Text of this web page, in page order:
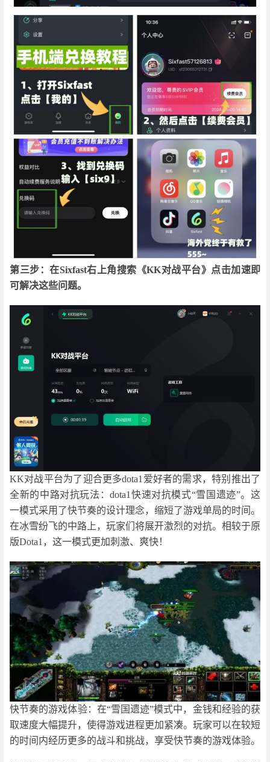
第三步：在Sixfast右上角搜索《KK对战平台》点击加速即
可解决这些问题。
KK对战平台为了迎合更多dota1爱好者的需求，特别推出了
全新的中路对抗玩法：dota1快速对抗模式“雪国遗迹”。这
一模式采用了快节奏的设计理念，缩短了游戏单局的时间。
在冰雪纷飞的中路上，玩家们将展开激烈的对抗。相较于原
版Dota1，这一模式更加刺激、爽快！
快节奏的游戏体验：在“雪国遗迹”模式中，金钱和经验的获
取速度大幅提升，使得游戏进程更加紧凑。玩家可以在较短
的时间内经历更多的战斗和挑战，享受快节奏的游戏体验。